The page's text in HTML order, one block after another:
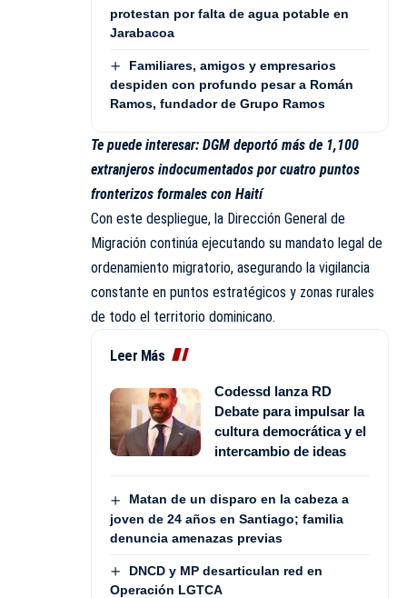
protestan por falta de agua potable en
Jarabacoa
Familiares, amigos y empresarios
despiden con profundo pesar a Román
Ramos, fundador de Grupo Ramos
Te puede interesar: DGM deportó más de 1,100
extranjeros indocumentados por cuatro puntos
fronterizos formales con Haití
Con este despliegue, la Dirección General de
Migración continúa ejecutando su mandato legal de
ordenamiento migratorio, asegurando la vigilancia
constante en puntos estratégicos y zonas rurales
de todo el territorio dominicano.
Leer Más
Codessd lanza RD
Debate para impulsar la
cultura democrática y el
intercambio de ideas
Matan de un disparo en la cabeza a
joven de 24 años en Santiago; familia
denuncia amenazas previas
DNCD y MP desarticulan red en
Operación LGTCA